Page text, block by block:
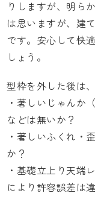
りしますが、明ら
は思いますが、建
です。安心して快
しょう。
型枠を外した後は
・著しいじゃんか
などは無いか？
・著しいふくれ・
か？
・基礎立上り天端
により許容誤差は